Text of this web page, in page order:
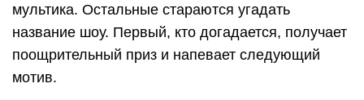
мультика. Остальные стараются угадать
название шоу. Первый, кто догадается, получает
поощрительный приз и напевает следующий
мотив.